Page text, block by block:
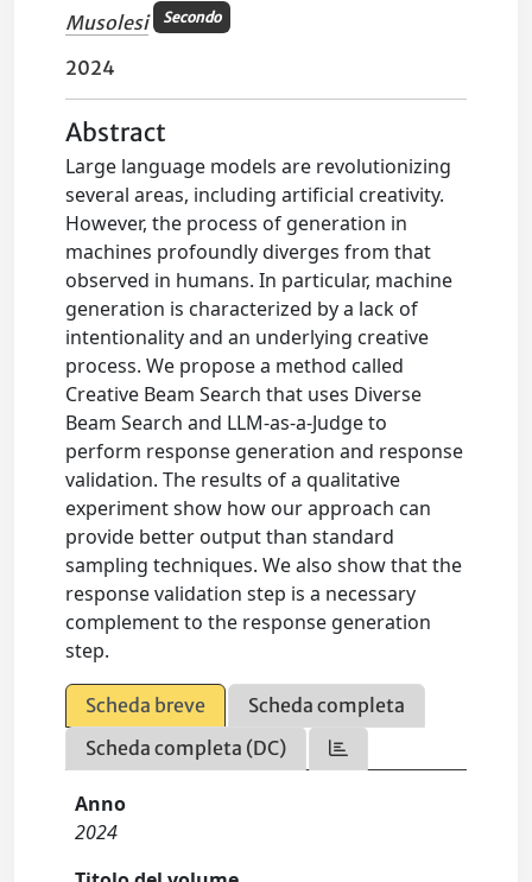
Musolesi
Secondo
2024
Abstract
Large language models are revolutionizing
several areas, including artificial creativity.
However, the process of generation in
machines profoundly diverges from that
observed in humans. In particular, machine
generation is characterized by a lack of
intentionality and an underlying creative
process. We propose a method called
Creative Beam Search that uses Diverse
Beam Search and LLM-as-a-Judge to
perform response generation and response
validation. The results of a qualitative
experiment show how our approach can
provide better output than standard
sampling techniques. We also show that the
response validation step is a necessary
complement to the response generation
step.
Scheda breve
Scheda completa
Scheda completa (DC)
Anno
2024